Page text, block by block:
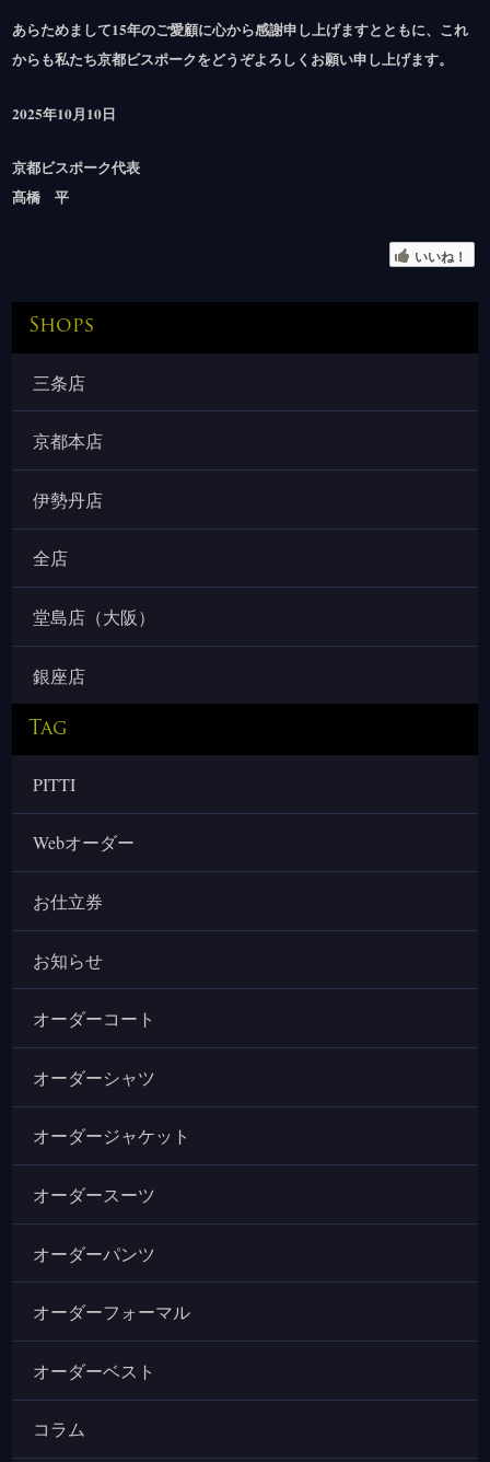
あらためまして15年のご愛顧に心から感謝申し上げますとともに、これ
からも私たち京都ビスポークをどうぞよろしくお願い申し上げます。
2025年10月10日
京都ビスポーク代表
髙橋 平
いいね！
Shops
三条店
京都本店
伊勢丹店
全店
堂島店（大阪）
銀座店
Tag
PITTI
Webオーダー
お仕立券
お知らせ
オーダーコート
オーダーシャツ
オーダージャケット
オーダースーツ
オーダーパンツ
オーダーフォーマル
オーダーベスト
コラム